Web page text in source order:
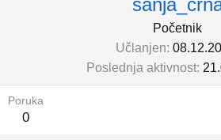
Početnik
Učlanjen
Poslednja aktivnost
Poruka
0